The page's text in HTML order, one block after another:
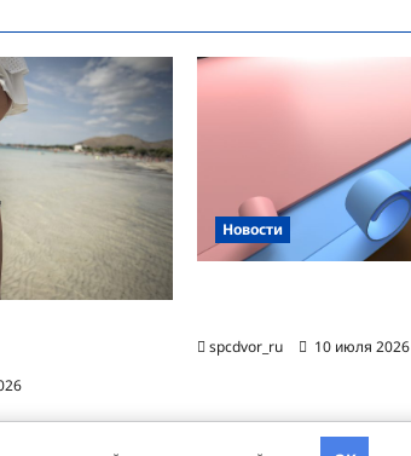
Новости
spcdvor_ru
10 июля 2026